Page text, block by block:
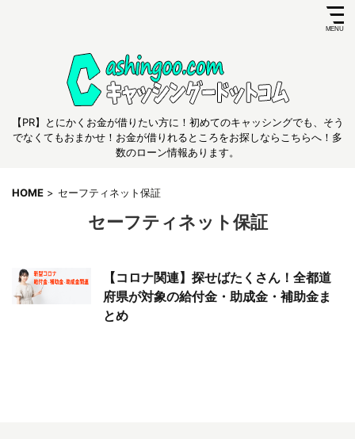
【PR】とにかくお金が借りたい方に！初めてのキャッシングでも、そう
でなくてもおまかせ！お金が借りれるところをお探しならこちらへ！多
数のローン情報あります。
HOME > セーフティネット保証
セーフティネット保証
【コロナ関連】探せばたくさん！全都道
府県が対象の給付金・助成金・補助金ま
とめ